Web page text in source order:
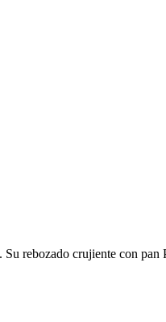
rebozado crujiente con